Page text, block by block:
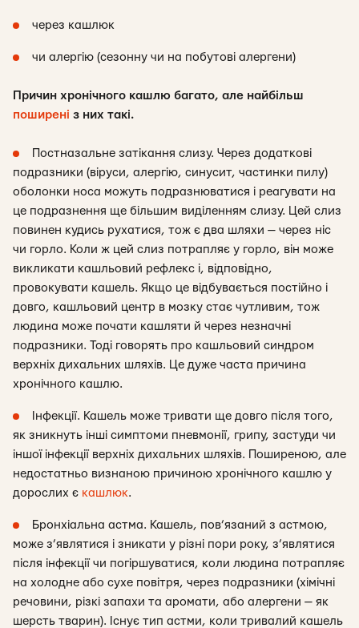
через кашлюк
чи алергію (сезонну чи на побутові алергени)
Причин хронічного кашлю багато, але найбільш
поширені з них такі.
Постназальне затікання слизу. Через додаткові
подразники (віруси, алергію, синусит, частинки пилу)
оболонки носа можуть подразнюватися і реагувати на
це подразнення ще більшим виділенням слизу. Цей слиз
повинен кудись рухатися, тож є два шляхи — через ніс
чи горло. Коли ж цей слиз потрапляє у горло, він може
викликати кашльовий рефлекс і, відповідно,
провокувати кашель. Якщо це відбувається постійно і
довго, кашльовий центр в мозку стає чутливим, тож
людина може почати кашляти й через незначні
подразники. Тоді говорять про кашльовий синдром
верхніх дихальних шляхів. Це дуже часта причина
хронічного кашлю.
Інфекції. Кашель може тривати ще довго після того,
як зникнуть інші симптоми пневмонії, грипу, застуди чи
іншої інфекції верхніх дихальних шляхів. Поширеною, але
недостатньо визнаною причиною хронічного кашлю у
дорослих є кашлюк.
Бронхіальна астма. Кашель, пов’язаний з астмою,
може з’являтися і зникати у різні пори року, з’являтися
після інфекції чи погіршуватися, коли людина потрапляє
на холодне або сухе повітря, через подразники (хімічні
речовини, різкі запахи та аромати, або алергени — як
шерсть тварин). Існує тип астми, коли тривалий кашель